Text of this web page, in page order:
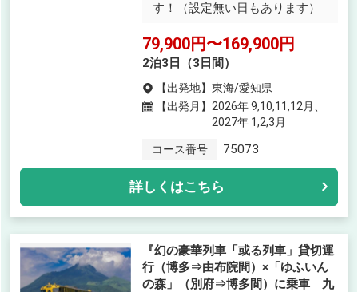
す！（設定無い日もあります）
79,900円〜169,900円
2泊3日（3日間）
【出発地】 東海/愛知県
【出発月】 2026年 9,10,11,12月、
2027年 1,2,3月
コース番号 75073
詳しくはこちら
『幻の豪華列車「或る列車」貸切運
行（博多⇒由布院間）×「ゆふいん
の森」（別府⇒博多間）に乗車 九